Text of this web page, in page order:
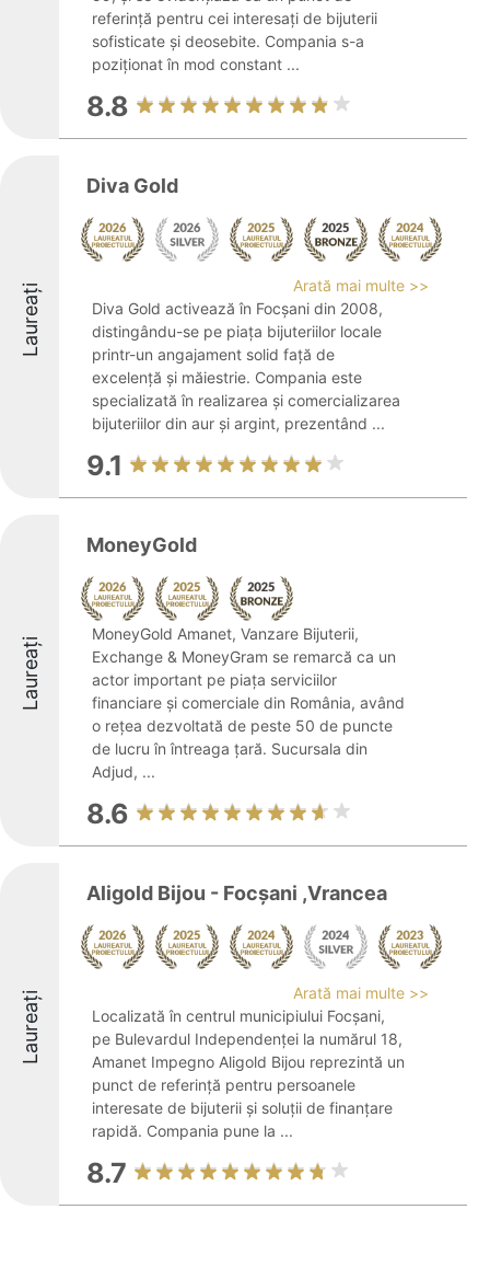
referință pentru cei interesați de bijuterii
sofisticate și deosebite. Compania s-a
poziționat în mod constant ...
8.8
Laureați
Diva Gold
Arată mai multe >>
Diva Gold activează în Focșani din 2008,
distingându-se pe piața bijuteriilor locale
printr-un angajament solid față de
excelență și măiestrie. Compania este
specializată în realizarea și comercializarea
bijuteriilor din aur și argint, prezentând ...
9.1
Laureați
MoneyGold
MoneyGold Amanet, Vanzare Bijuterii,
Exchange & MoneyGram se remarcă ca un
actor important pe piața serviciilor
financiare și comerciale din România, având
o rețea dezvoltată de peste 50 de puncte
de lucru în întreaga țară. Sucursala din
Adjud, ...
8.6
Laureați
Aligold Bijou - Focșani ,Vrancea
Arată mai multe >>
Localizată în centrul municipiului Focșani,
pe Bulevardul Independenței la numărul 18,
Amanet Impegno Aligold Bijou reprezintă un
punct de referință pentru persoanele
interesate de bijuterii și soluții de finanțare
rapidă. Compania pune la ...
8.7